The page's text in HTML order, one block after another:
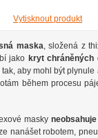
Vytisknout produkt
maska, složená z
jako kryt chráněných
aby mohl být plynule
během procesu
masky
nanášet robotem,